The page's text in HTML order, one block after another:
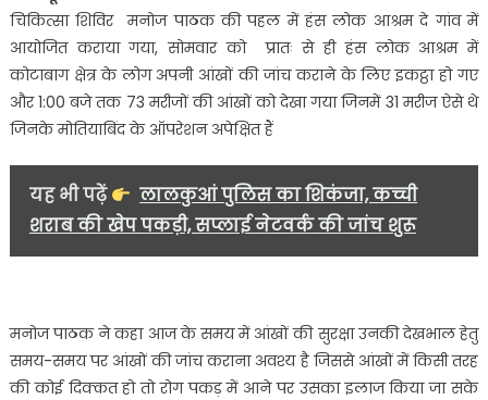
जांच
कराना
अवश्य-
मनोज
चिकित्सा शिविर मनोज पाठक की पहल में हंस लोक आश्रम दे गांव में
आयोजित कराया गया, सोमवार को प्रातः से ही हंस लोक आश्रम में
कोटाबाग क्षेत्र के लोग अपनी आंखों की जांच कराने के लिए इकट्ठा हो गए
और 1:00 बजे तक 73 मरीजों की आंखों को देखा गया जिनमें 31 मरीज ऐसे थे
जिनके मोतियाबिंद के ऑपरेशन अपेक्षित हैं
यह भी पढ़ें
लालकुआं पुलिस का शिकंजा, कच्ची
शराब की खेप पकड़ी, सप्लाई नेटवर्क की जांच शुरू
मनोज पाठक ने कहा आज के समय में आंखों की सुरक्षा उनकी देखभाल हेतु
समय-समय पर आंखों की जांच कराना अवश्य है जिससे आंखों में किसी तरह
की कोई दिक्कत हो तो रोग पकड़ में आने पर उसका इलाज किया जा सके